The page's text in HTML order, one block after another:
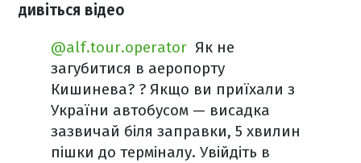
дивіться відео
@alf.tour.operator ️ Як не
загубитися в аеропорту
Кишинева? ? Якщо ви приїхали з
України автобусом — висадка
зазвичай біля заправки, 5 хвилин
пішки до терміналу. Увійдіть в